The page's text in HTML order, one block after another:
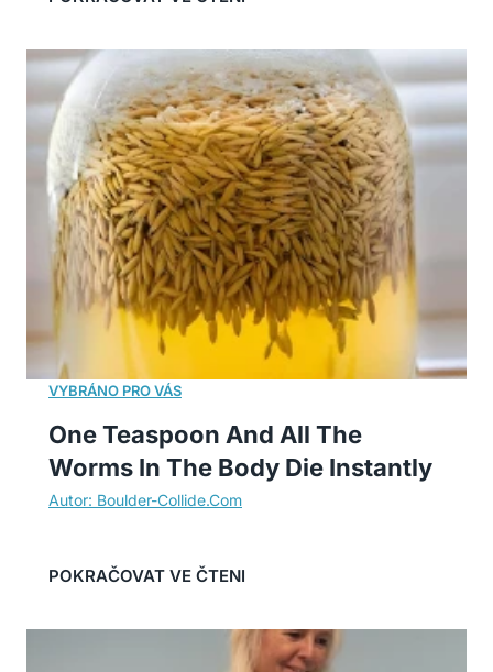
One Teaspoon And All The
Worms In The Body Die Instantly